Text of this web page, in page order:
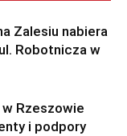
Zalesiu nabiera
Robotnicza w
w Rzeszowie
i podpory